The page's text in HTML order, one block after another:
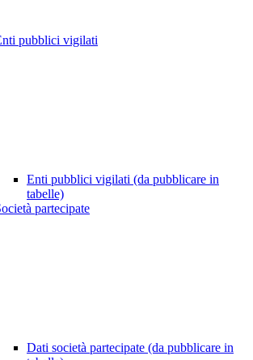
pubblici vigilati
Enti pubblici vigilati (da pubblicare in
tabelle)
partecipate
Dati società partecipate (da pubblicare in